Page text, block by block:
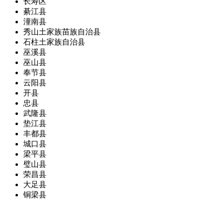
綦江县
潼南县
秀山土家族苗族自治县
石柱土家族自治县
巫溪县
巫山县
奉节县
云阳县
开县
忠县
武隆县
垫江县
丰都县
城口县
梁平县
璧山县
荣昌县
大足县
铜梁县